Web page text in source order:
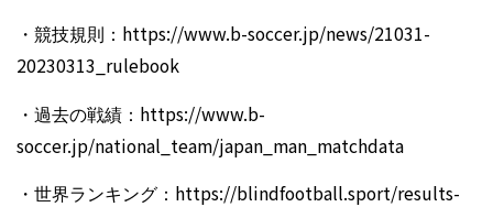
・競技規則： https://www.b-soccer.jp/news/21031-
20230313_rulebook
・過去の戦績： https://www.b-
soccer.jp/national_team/japan_man_matchdata
・世界ランキング： https://blindfootball.sport/results-